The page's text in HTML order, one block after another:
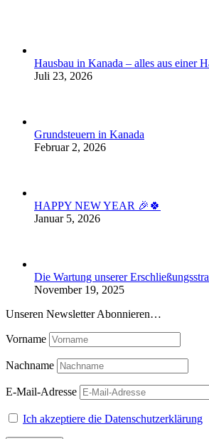
Hausbau in Kanada – alles aus einer
Juli 23, 2026
Grundsteuern in Kanada
Februar 2, 2026
HAPPY NEW YEAR 🎉🍀
Januar 5, 2026
Die Wartung unserer
November 19, 2025
Unseren Newsletter Abonnieren…
Vorname
Nachname
E-Mail-Adresse
Ich akzeptiere die Datenschutzerklärung